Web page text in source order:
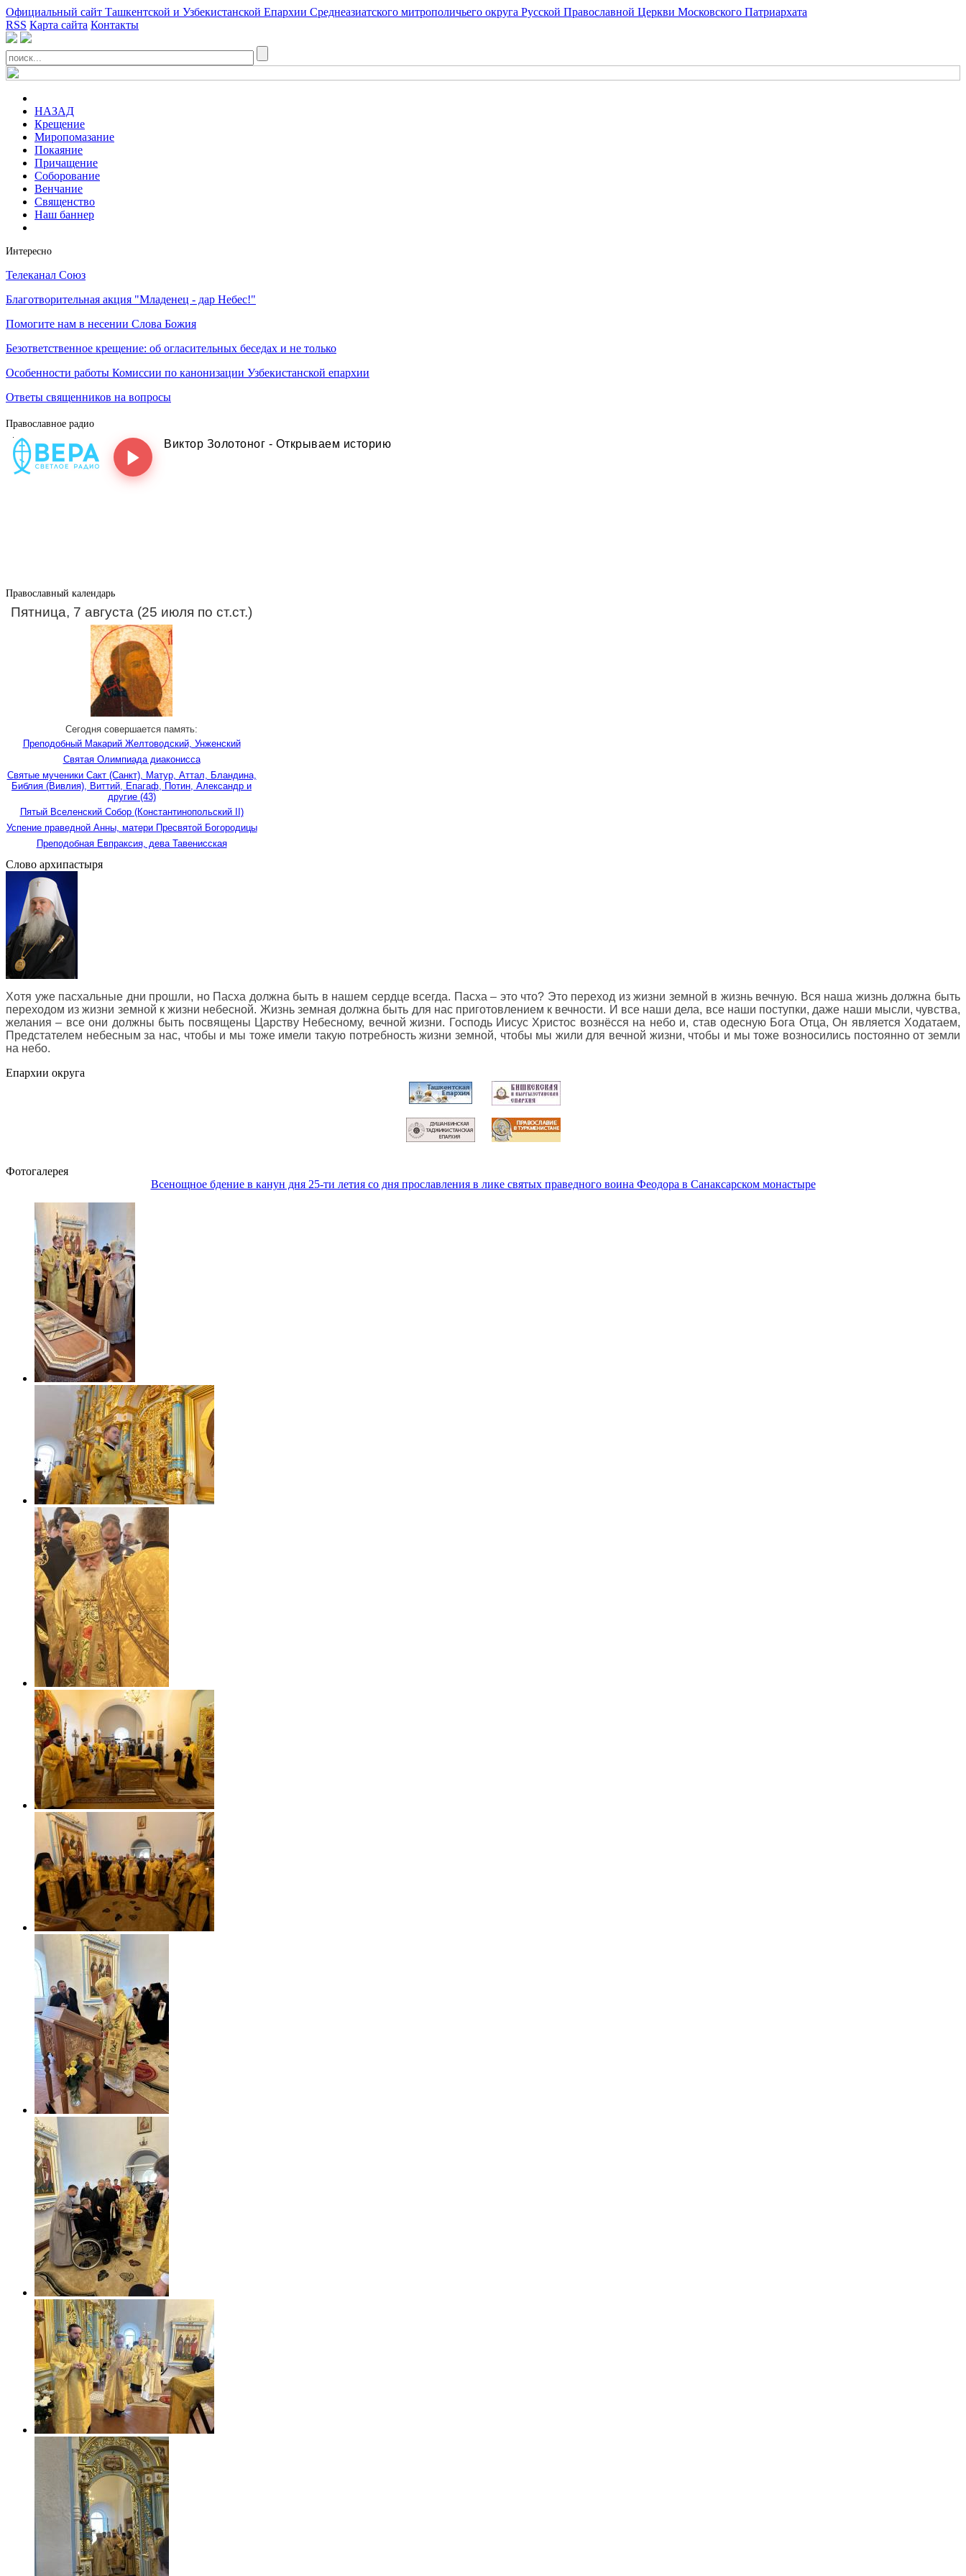
Официальный сайт Ташкентской и Узбекистанской Епархии Среднеазиатского митрополичьего округа Русской Православной Церкви Московского Патриархата
RSS Карта сайта Контакты
НАЗАД
Крещение
Миропомазание
Покаяние
Причащение
Соборование
Венчание
Священство
Наш баннер
Интересно
Телеканал Союз
Благотворительная акция "Младенец - дар Небес!"
Помогите нам в несении Слова Божия
Безответственное крещение: об огласительных беседах и не только
Особенности работы Комиссии по канонизации Узбекистанской епархии
Ответы священников на вопросы
Православное радио
Православный календарь
Пятница, 7 августа (25 июля по ст.ст.)
Сегодня совершается память:
Преподобный Макарий Желтоводский, Унженский
Святая Олимпиада диаконисса
Святые мученики Сакт (Санкт), Матур, Аттал, Бландина,
Библия (Вивлия), Виттий, Епагаф, Потин, Александр и
другие (43)
Пятый Вселенский Собор (Константинопольский II)
Успение праведной Анны, матери Пресвятой Богородицы
Преподобная Евпраксия, дева Тавенисская
Слово архипастыря
Хотя уже пасхальные дни прошли, но Пасха должна быть в нашем сердце всегда. Пасха – это что? Это переход из жизни земной в жизнь вечную. Вся наша жизнь должна быть
переходом из жизни земной к жизни небесной. Жизнь земная должна быть для нас приготовлением к вечности. И все наши дела, все наши поступки, даже наши мысли, чувства,
желания – все они должны быть посвящены Царству Небесному, вечной жизни. Господь Иисус Христос вознёсся на небо и, став одесную Бога Отца, Он является Ходатаем,
Предстателем небесным за нас, чтобы и мы тоже имели такую потребность жизни земной, чтобы мы жили для вечной жизни, чтобы и мы тоже возносились постоянно от земли
на небо.
Епархии округа
Фотогалерея
Всенощное бдение в канун дня 25-ти летия со дня прославления в лике святых праведного воина Феодора в Санаксарском монастыре